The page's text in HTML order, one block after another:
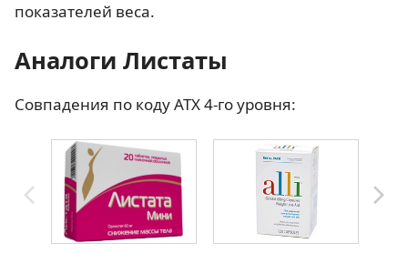
показателей веса.
Аналоги Листаты
Совпадения по коду АТХ 4-го уровня: